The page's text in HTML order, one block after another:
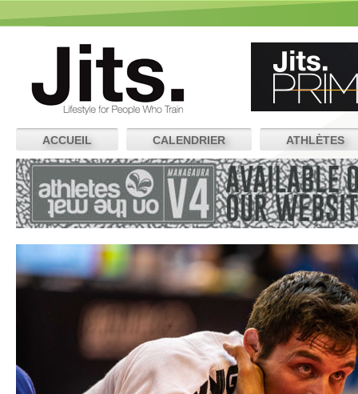
ACCUEIL CALENDRIER ATHLÈTES